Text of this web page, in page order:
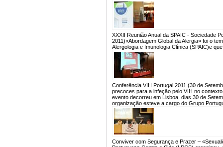
XXXII Reunião Anual da SPAIC - Sociedade
2011)«Abordagem Global da Alergia» foi o
Alergologia e Imunologia Clínica (SPAIC)e
Conferência VIH Portugal 2011 (30 de
precoces para a infeção pelo VIH no
evento decorreu em Lisboa, dias 30 de
organização esteve a cargo do Grupo
Conviver com Segurança e Prazer –